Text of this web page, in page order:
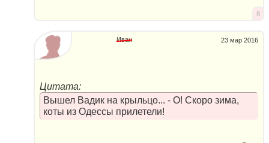
8
23 мар 2016
Иван
Цитата:
Вышел Вадик на крыльцо... - О! Скоро зима,
коты из Одессы прилетели!